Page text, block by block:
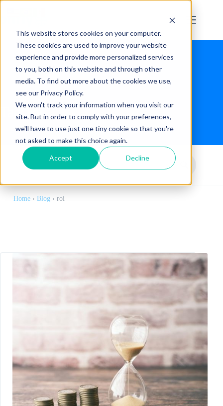
This website stores cookies on your computer.
These cookies are used to improve your website
experience and provide more personalized services
to you, both on this website and through other
media. To find out more about the cookies we use,
see our Privacy Policy.
We won't track your information when you visit our
site. But in order to comply with your preferences,
we'll have to use just one tiny cookie so that you're
not asked to make this choice again.
Accept Decline
Tag:roi
Home› Blog› roi